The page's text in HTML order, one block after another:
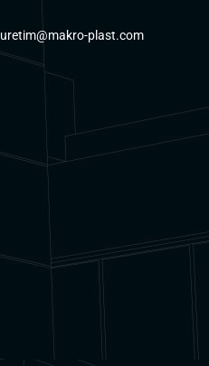
uretim@makro-plast.com